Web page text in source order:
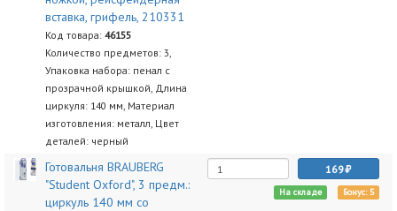
вставка, грифель, 210331
Код товара: 46155
Количество предметов: 3,
Упаковка набора: пенал с
прозрачной крышкой, Длина
циркуля: 140 мм, Материал
изготовления: металл, Цвет
деталей: черный
Готовальня BRAUBERG
"Student Oxford", 3 предм.:
циркуль 140 мм со
169
На складе Бонус: 5